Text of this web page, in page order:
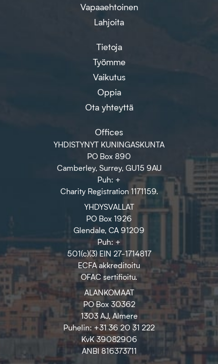
Vapaaehtoinen
Lahjoita
Tietoja
Työmme
Vaikutus
Oppia
Ota yhteyttä
Offices
YHDISTYNYT KUNINGASKUNTA
PO Box 890
Camberley, Surrey, GU15 9AU
Puh: +
Charity Registration 1171159.
YHDYSVALLAT
PO Box 1926
Glendale, CA 91209
Puh: +
501(c)(3) EIN 27-1714817
ECFA akkreditoitu
OFAC sertifioitu.
ALANKOMAAT
PO Box 30362
1303 AJ, Almere
Puhelin: +31 36 20 31 222
KvK 39082906
ANBI 816373711